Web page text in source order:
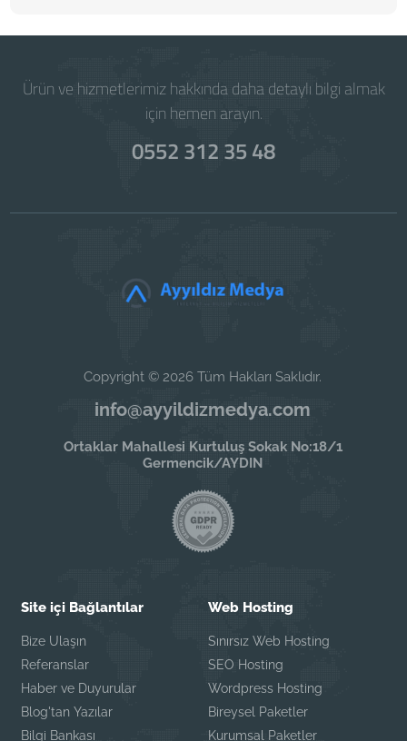
Ürün ve hizmetlerimiz hakkında daha detaylı bilgi almak
için hemen arayın.
0552 312 35 48
Copyright © 2026 Tüm Hakları Saklıdır.
info@ayyildizmedya.com
Ortaklar Mahallesi Kurtuluş Sokak No:18/1
Germencik/AYDIN
Site içi Bağlantılar
Bize Ulaşın
Referanslar
Haber ve Duyurular
Blog'tan Yazılar
Bilgi Bankası
Web Hosting
Sınırsız Web Hosting
SEO Hosting
Wordpress Hosting
Bireysel Paketler
Kurumsal Paketler